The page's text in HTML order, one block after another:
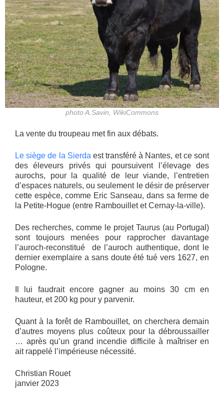
photo A.Savin, WikiCommons
La vente du troupeau met fin aux débats.
Le siège de la Sierda est transféré à Nantes, et ce sont
des éleveurs privés qui poursuivent l’élevage des
aurochs, pour la qualité de leur viande, l’entretien
d’espaces naturels, ou seulement le désir de préserver
cette espèce, comme Eric Sanseau, dans sa ferme de
la Petite-Hogue (entre Rambouillet et Cernay-la-ville).
Des recherches, comme le projet Taurus (au Portugal)
sont toujours menées pour rapprocher davantage
l’auroch-reconstitué de l’auroch authentique, dont le
dernier exemplaire a sans doute été tué vers 1627, en
Pologne.
Il lui faudrait encore gagner au moins 30 cm en
hauteur, et 200 kg pour y parvenir.
Quant à la forêt de Rambouillet, on cherchera demain
d’autres moyens plus coûteux pour la débroussailler
… après qu’un grand incendie difficile à maîtriser en
ait rappelé l’impérieuse nécessité.
Christian Rouet
janvier 2023